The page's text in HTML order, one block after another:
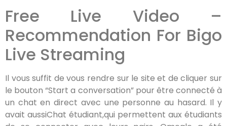
Free Live Video –
Recommendation For Bigo
Live Streaming
Il vous suffit de vous rendre sur le site et de cliquer sur
le bouton “Start a conversation” pour être connecté à
un chat en direct avec une personne au hasard. Il y
avait aussiChat étudiant,qui permettent aux étudiants